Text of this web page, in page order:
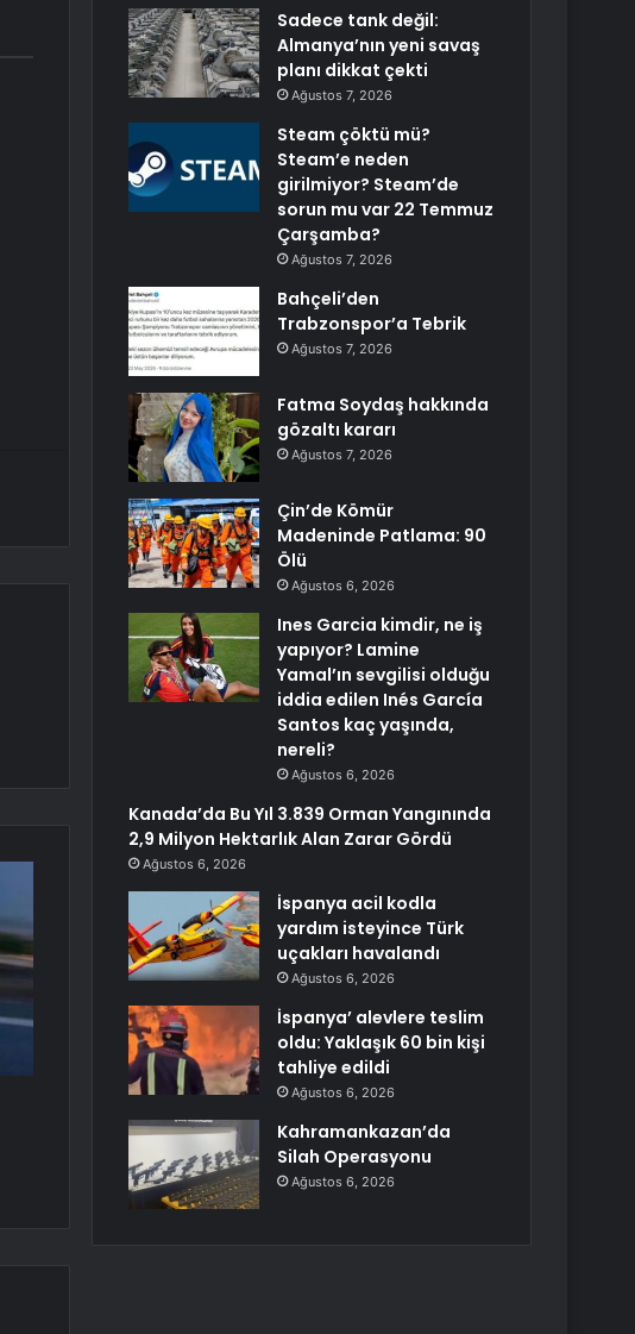
Sadece tank değil:
Almanya’nın yeni savaş
planı dikkat çekti
Ağustos 7, 2026
Steam çöktü mü?
Steam’e neden
girilmiyor? Steam’de
sorun mu var 22 Temmuz
Çarşamba?
Ağustos 7, 2026
Bahçeli’den
Trabzonspor’a Tebrik
Ağustos 7, 2026
Fatma Soydaş hakkında
gözaltı kararı
Ağustos 7, 2026
Çin’de Kömür
Madeninde Patlama: 90
Ölü
Ağustos 6, 2026
Ines Garcia kimdir, ne iş
yapıyor? Lamine
Yamal’ın sevgilisi olduğu
iddia edilen Inés García
Santos kaç yaşında,
nereli?
Ağustos 6, 2026
Kanada’da Bu Yıl 3.839 Orman Yangınında
2,9 Milyon Hektarlık Alan Zarar Gördü
Ağustos 6, 2026
İspanya acil kodla
yardım isteyince Türk
uçakları havalandı
Ağustos 6, 2026
İspanya’ alevlere teslim
oldu: Yaklaşık 60 bin kişi
tahliye edildi
Ağustos 6, 2026
Kahramankazan’da
Silah Operasyonu
Ağustos 6, 2026